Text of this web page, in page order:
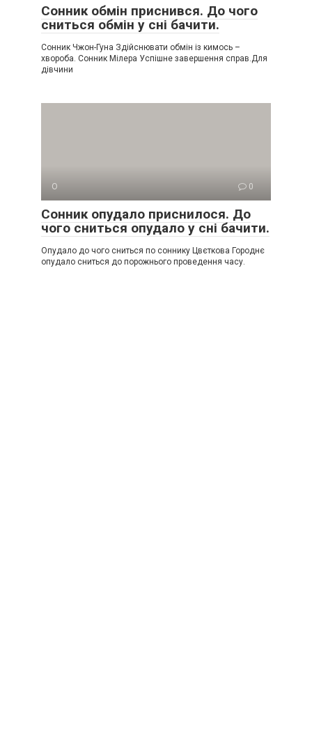
Сонник обмін приснився. До чого
сниться обмін у сні бачити.
Сонник Чжон-Гуна Здійснювати обмін із кимось –
хвороба. Сонник Мілера Успішне завершення справ.Для
дівчини
О 0
Сонник опудало приснилося. До
чого сниться опудало у сні бачити.
Опудало до чого сниться по соннику Цвєткова Городнє
опудало сниться до порожнього проведення часу.